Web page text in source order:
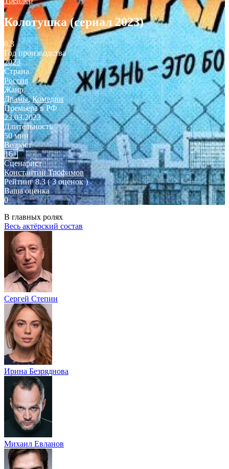
Колотушка (сериал 2023)
8.3
Год производства
2023
Страна
Россия
Жанр
Драмы,Комедии
Премьера в РФ
23.03.2023
Длительность
50 мин
Возраст
16+
Сценарист
Константин Трофимов
Рейтинг 8.3 ( 3 оценок )
Ваша оценка
0
В главных ролях
Весь актёрский состав
Сергей Степин
Ирина Безряднова
Михаил Евланов